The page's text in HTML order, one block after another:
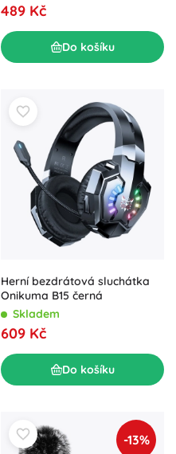
489 Kč
Do košíku
Herní bezdrátová sluchátka
Onikuma B15 černá
Skladem
609 Kč
Do košíku
-13%